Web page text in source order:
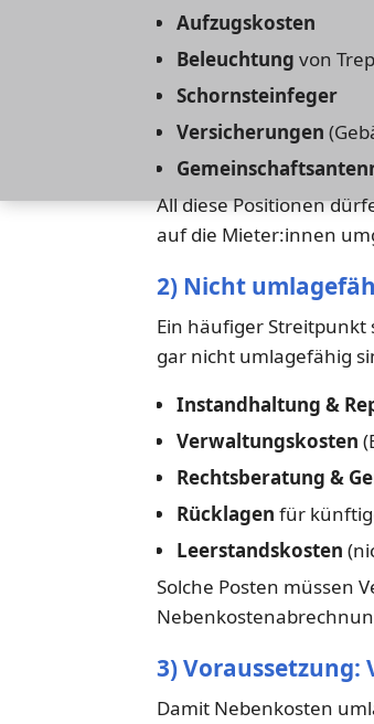
Aufzugskosten
Beleuchtung von
Schornsteinfeger
Versicherungen
All diese Positionen
auf die Mieter:innen
2) Nicht
Ein häufiger
gar nicht umlagefähig
Instandhaltung &
Verwaltungskosten
Rechtsberatung &
Rücklagen für
Leerstandskosten
Solche Posten müssen
3)
Damit Nebenkosten